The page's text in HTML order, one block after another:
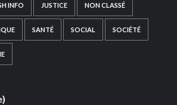
INFO JUSTICE NON CLASSÉ
SANTÉ SOCIAL SOCIÉTÉ